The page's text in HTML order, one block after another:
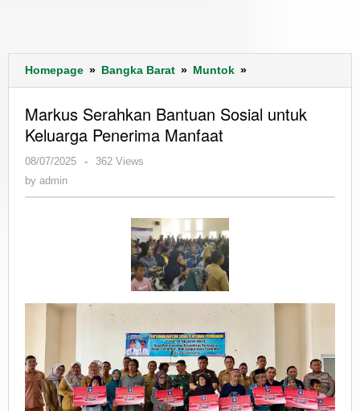
Homepage » Bangka Barat » Muntok »
Serahkan
Sosial
Markus Serahkan Bantuan Sosial untuk
Keluarga Penerima Manfaat
08/07/2025
by
-
362 Views
by admin